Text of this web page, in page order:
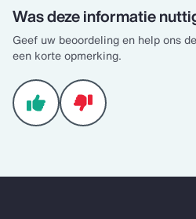
Was deze informatie
Geef uw beoordeling en help ons
een korte opmerking.